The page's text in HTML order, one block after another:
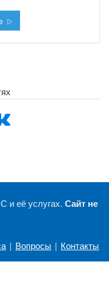
и её услугах. Сайт не
| Вопросы | Контакты